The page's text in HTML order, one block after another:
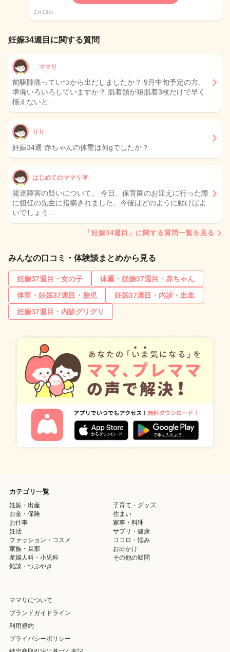
2月13日
妊娠34週目に関する質問
ママり
前駆陣痛っていつから出だしましたか？ 9月中旬予定の方、
準備いろいろしていますか？ 肌着類が短肌着3枚だけで早く
揃えないと…
りり
妊娠34週 赤ちゃんの体重は何gでしたか？
はじめてのママリ🔰
発達障害の疑いについて。 今日、保育園のお迎えに行った際
に担任の先生に指摘されました。今後はどのように動けばよ
いでしょう…
「妊娠34週目」に関する質問一覧を見る
みんなの口コミ・体験談まとめから見る
妊娠37週目・女の子
体重・妊娠37週目・赤ちゃん
体重・妊娠37週目・胎児
妊娠37週目・内診・出血
妊娠37週目・内診グリグリ
カテゴリ一覧
妊娠・出産
子育て・グッズ
お金・保険
住まい
お仕事
家事・料理
妊活
サプリ・健康
ファッション・コスメ
ココロ・悩み
家族・旦那
お出かけ
産婦人科・小児科
その他の疑問
雑談・つぶやき
ママリについて
ブランドガイドライン
利用規約
プライバシーポリシー